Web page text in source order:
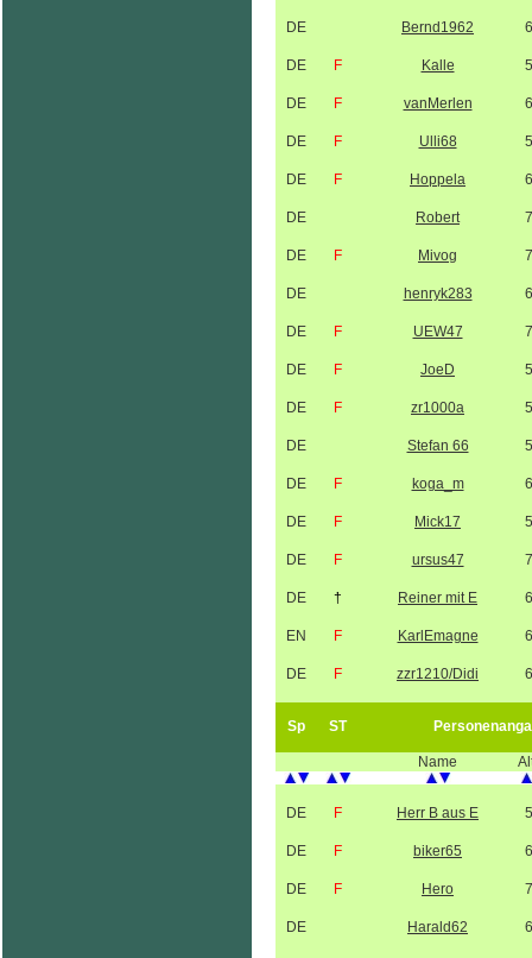
DE Bernd1962
DE F Kalle
DE F vanMerlen
DE F Ulli68
DE F Hoppela
DE Robert
DE F Mivog
DE henryk283
DE F UEW47
DE F JoeD
DE F zr1000a
DE Stefan 66
DE F koga_m
DE F Mick17
DE F ursus47
DE † Reiner mit E
EN F KarlEmagne
DE F zzr1210/Didi
Sp ST
Name
DE F Herr B aus E
DE F biker65
DE F Hero
DE Harald62